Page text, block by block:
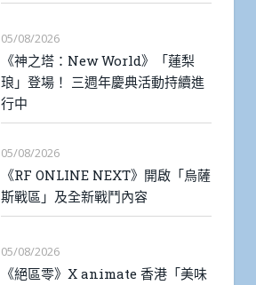
05/08/2026
《神之塔：New World》「蓮梨
琅」登場！ 三週年慶典活動持續進
行中
05/08/2026
《RF ONLINE NEXT》開啟「烏薩
斯戰區」及全新戰鬥內容
05/08/2026
《絕區零》X animate 香港「美味